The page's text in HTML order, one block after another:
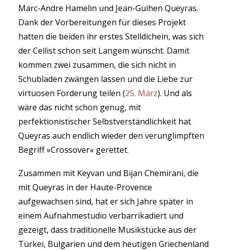
Marc-Andre Hamelin und Jean-Guihen Queyras.
Dank der Vorbereitungen für dieses Projekt
hatten die beiden ihr erstes Stelldichein, was sich
der Cellist schon seit Langem wünscht. Damit
kommen zwei zusammen, die sich nicht in
Schubladen zwängen lassen und die Liebe zur
virtuosen Forderung teilen (25. März). Und als
wäre das nicht schon genug, mit
perfektionistischer Selbstverständlichkeit hat
Queyras auch endlich wieder den verunglimpften
Begriff »Crossover« gerettet.
Zusammen mit Keyvan und Bijan Chemirani, die
mit Queyras in der Haute-Provence
aufgewachsen sind, hat er sich Jahre später in
einem Aufnahmestudio verbarrikadiert und
gezeigt, dass traditionelle Musikstücke aus der
Türkei, Bulgarien und dem heutigen Griechenland